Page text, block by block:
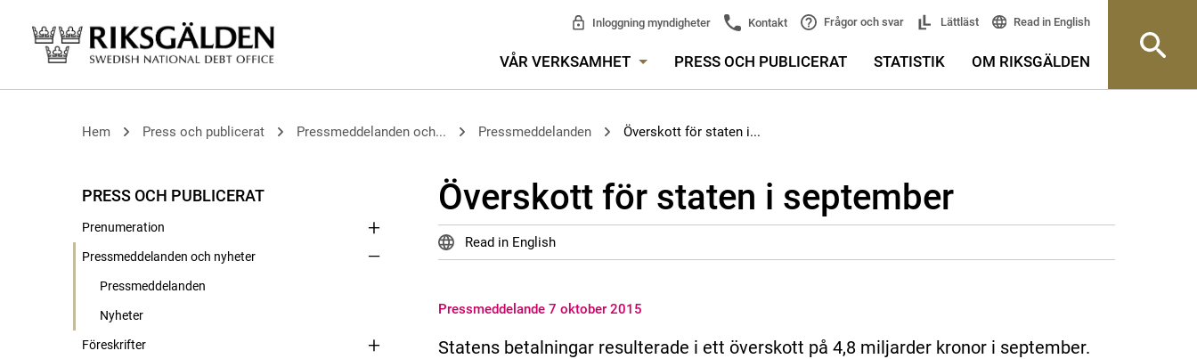
Inloggning myndigheter Kontakt Frågor och svar Lättläst Read in English
VÅR VERKSAMHET PRESS OCH PUBLICERAT STATISTIK OM RIKSGÄLDEN
Hem Press och publicerat Pressmeddelanden och... Pressmeddelanden Överskott för staten i...
PRESS OCH PUBLICERAT
Prenumeration
Pressmeddelanden och nyheter
Pressmeddelanden
Nyheter
Föreskrifter
Överskott för staten i september
Read in English
Pressmeddelande 7 oktober 2015
Statens betalningar resulterade i ett överskott på 4,8 miljarder kronor i september.